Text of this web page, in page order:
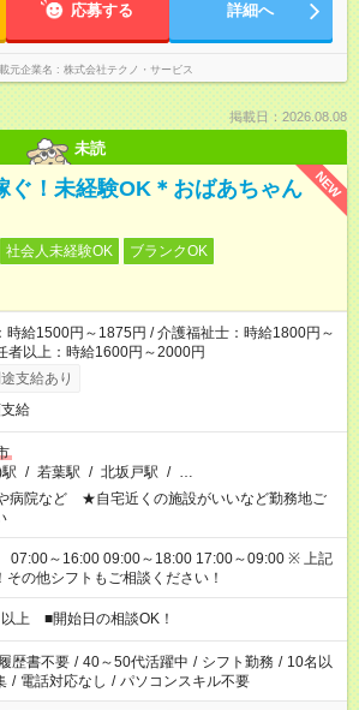
応募する 詳細へ
元企業名 株式会社テクノ・サービス
掲載日：2026.08.08
未読
NEW
ぐ！未経験OK＊おばあちゃん
社会人未経験OK
ブランクOK
時給1500円～1875円 / 介護福祉士：時給1800円～
者以上：時給1600円～2000円
支給あり
給
/ 若葉駅 / 北坂戸駅 / …
病院など ★自宅近くの施設がいいなど勤務地ご
07:00～16:00 09:00～18:00 17:00～09:00 ※ 上記
その他シフトもご相談ください！
上 ■開始日の相談OK！
履歴書不要 / 40～50代活躍中 / シフト勤務 / 10名以
/ 電話対応なし / パソコンスキル不要